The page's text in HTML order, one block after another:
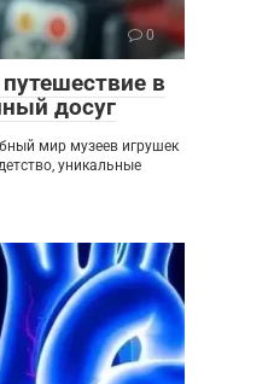
0
в
досуг
мир музеев игрушек
уникальные